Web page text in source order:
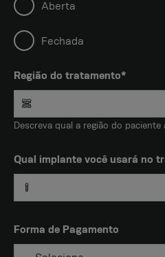
Aberta
Fechada
Região do tratamento*
Descreva qual a região do
Qual implante você usará no
Forma de Pagamento